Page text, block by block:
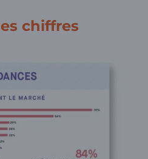
chiffres